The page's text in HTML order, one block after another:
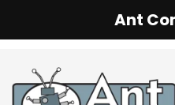
Ant